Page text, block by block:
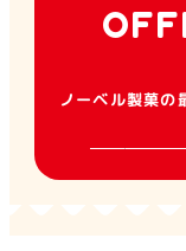
ノーベル製菓の